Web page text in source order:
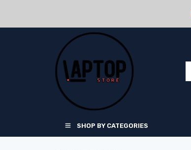
SHOP BY CATEGORIES